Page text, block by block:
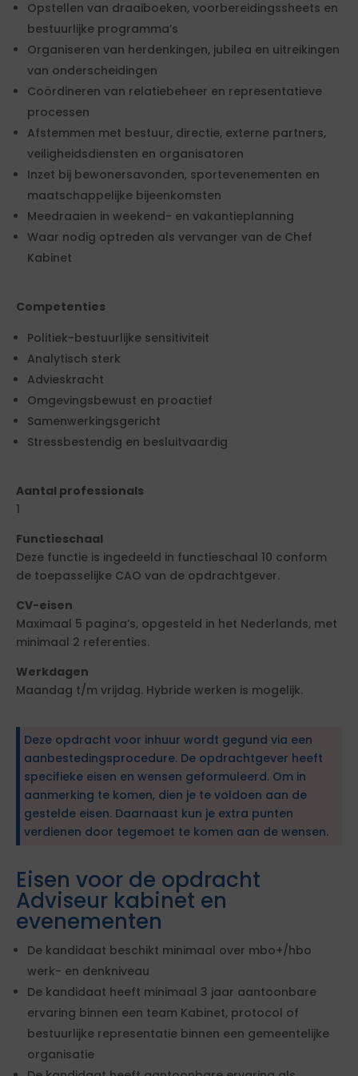
Opstellen van draaiboeken, voorbereidingssheets en
bestuurlijke programma’s
Organiseren van herdenkingen, jubilea en uitreikingen
van onderscheidingen
Coördineren van relatiebeheer en representatieve
processen
Afstemmen met bestuur, directie, externe partners,
veiligheidsdiensten en organisatoren
Inzet bij bewonersavonden, sportevenementen en
maatschappelijke bijeenkomsten
Meedraaien in weekend- en vakantieplanning
Waar nodig optreden als vervanger van de Chef
Kabinet
Competenties
Politiek-bestuurlijke sensitiviteit
Analytisch sterk
Advieskracht
Omgevingsbewust en proactief
Samenwerkingsgericht
Stressbestendig en besluitvaardig
Aantal professionals
1
Functieschaal
Deze functie is ingedeeld in functieschaal 10 conform
de toepasselijke CAO van de opdrachtgever.
CV-eisen
Maximaal 5 pagina’s, opgesteld in het Nederlands, met
minimaal 2 referenties.
Werkdagen
Maandag t/m vrijdag. Hybride werken is mogelijk.
Deze opdracht voor inhuur wordt gegund via een
aanbestedingsprocedure. De opdrachtgever heeft
specifieke eisen en wensen geformuleerd. Om in
aanmerking te komen, dien je te voldoen aan de
gestelde eisen. Daarnaast kun je extra punten
verdienen door tegemoet te komen aan de wensen.
Eisen voor de opdracht
Adviseur kabinet en
evenementen
De kandidaat beschikt minimaal over mbo+/hbo
werk- en denkniveau
De kandidaat heeft minimaal 3 jaar aantoonbare
ervaring binnen een team Kabinet, protocol of
bestuurlijke representatie binnen een gemeentelijke
organisatie